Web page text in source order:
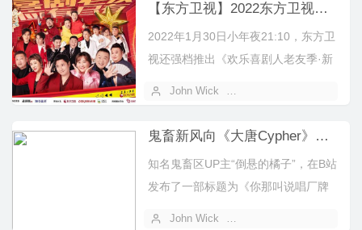
【东方卫视】2022东方卫视欢乐喜剧人老友季·新春特辑 – 直播[全程视频]
2022年1月30日小年夜21:10，东方卫
视还强档推出《欢乐喜剧人老友季·新
John Wick
鬼畜新风向《大唐Cypher》玩转西游！
知名鬼畜区UP主“倒悬的橘子”，在B站
发布了一部标题为《你那叫说唱厂牌
John Wick